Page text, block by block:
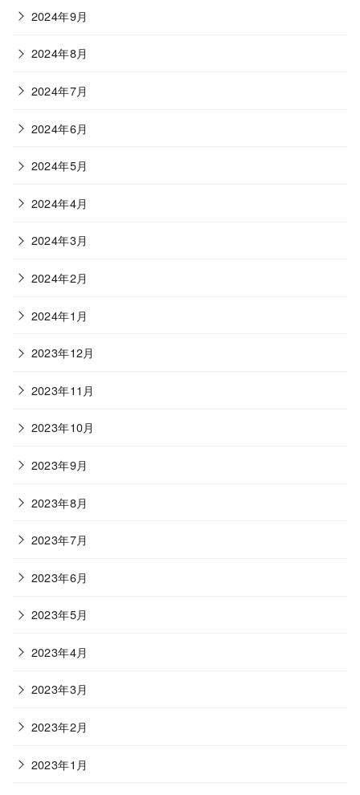
2024年9月
2024年8月
2024年7月
2024年6月
2024年5月
2024年4月
2024年3月
2024年2月
2024年1月
2023年12月
2023年11月
2023年10月
2023年9月
2023年8月
2023年7月
2023年6月
2023年5月
2023年4月
2023年3月
2023年2月
2023年1月